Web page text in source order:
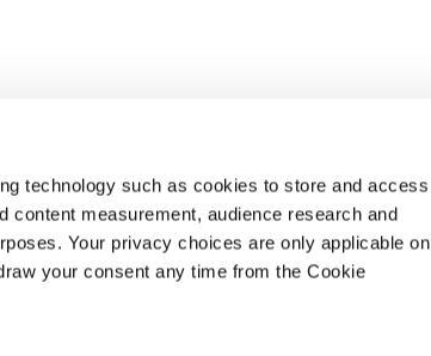
technology such as cookies to store and access
content measurement, audience research and
Your privacy choices are only applicable on
your consent any time from the Cookie